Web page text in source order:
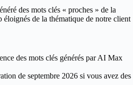
des mots clés « proches » de la
éloignés de la thématique de notre client
des mots clés générés par AI Max
de septembre 2026 si vous avez des